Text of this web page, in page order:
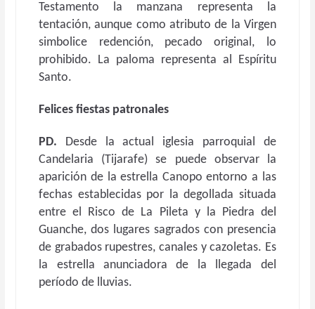
Testamento la manzana representa la
tentación, aunque como atributo de la Virgen
simbolice redención, pecado original, lo
prohibido. La paloma representa al Espíritu
Santo.
Felices fiestas patronales
PD. Desde la actual iglesia parroquial de
Candelaria (Tijarafe) se puede observar la
aparición de la estrella Canopo entorno a las
fechas establecidas por la degollada situada
entre el Risco de La Pileta y la Piedra del
Guanche, dos lugares sagrados con presencia
de grabados rupestres, canales y cazoletas. Es
la estrella anunciadora de la llegada del
período de lluvias.